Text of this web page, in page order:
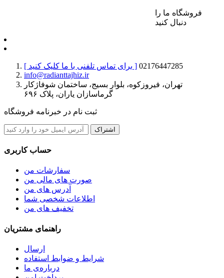
فروشگاه ما را
دنبال کنید
[ برای تماس تلفنی با ما کلیک کنید ] 02176447285
info@radianttajhiz.ir
تهران، فیروزکوه، بلوار بسیج، ساختمان شوفاژکار
گرماسازان یاران، پلاک ۶۹۶
ثبت نام در خبرنامه فروشگاه
اشتراک
حساب کاربری
سفارشات من
صورت های مالی من
آدرس های من
اطلاعات شخصی شما
تخفیف های من
راهنمای مشتریان
ارسال
شرایط و ضوابط استفاده
درباره‌ی ما